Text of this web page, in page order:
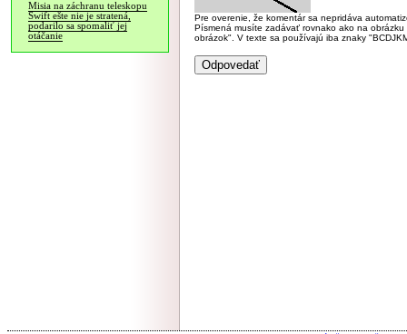
Misia na záchranu teleskopu
Swift ešte nie je stratená,
podarilo sa spomaliť jej
otáčanie
Pre overenie, že komentár sa nepridáva
Písmená musíte zadávať rovnako ako na
obrázok". V texte sa používajú iba znaky